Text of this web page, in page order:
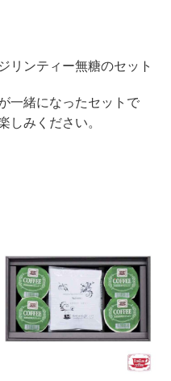
リンティー無糖のセット
一緒になったセットで
しみください。